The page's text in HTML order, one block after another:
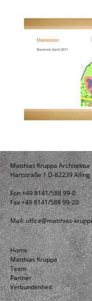
Matthias Kruppa Architektur
Hartstraße 1 D-82239 Alling
Fon +49 8141/588 99-0
Fax +49 8141/588 99-20
Mail:office@matthias-
Home
Matthias Kruppa
Team
Partner
Verbundenheit